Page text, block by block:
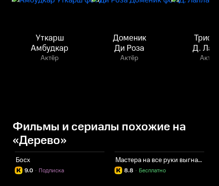
Уткарш
Амбудкар
Актёр
Доменик
Ди Роза
Актёр
Д.
Актёр
Фильмы и сериалы похожие на
«Дерево»
Босх
9.0 Подписка
·
Мастера на все руки выгнали из отряда героев
8.8 Бесплатно
·